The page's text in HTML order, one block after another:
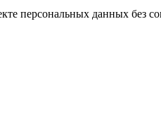
персональных данных без